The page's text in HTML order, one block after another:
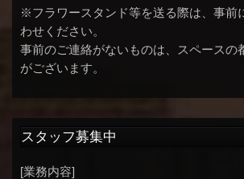
※フラワースタンド等を送る際は、事前
わせください。
事前のご連絡がないものは、スペースの
がございます。
スタッフ募集中
[業務内容]